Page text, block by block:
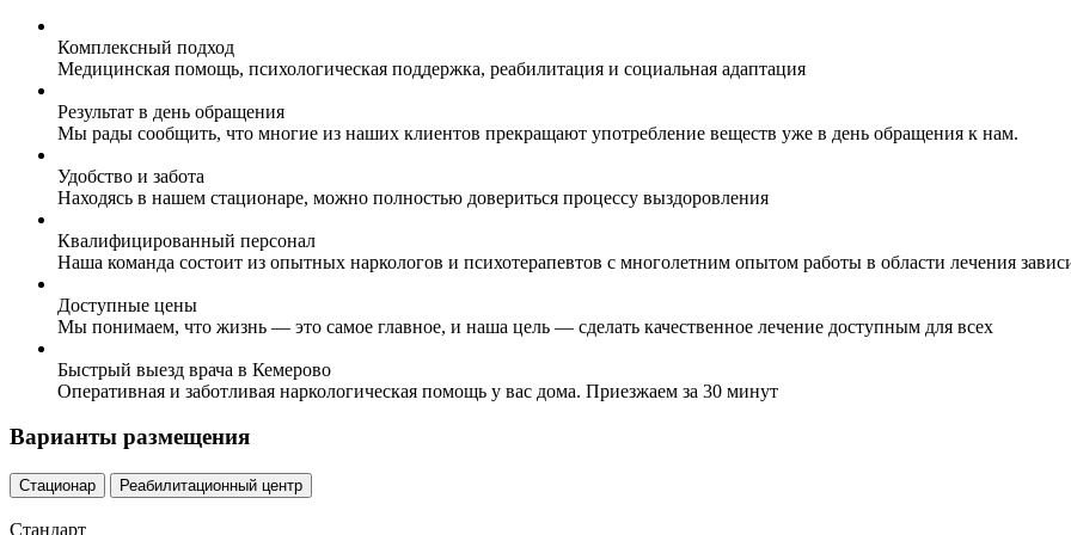
Комплексный подход
Медицинская помощь, психологическая поддержка, реабилитация и социальная адаптация
Результат в день обращения
Мы рады сообщить, что многие из наших клиентов прекращают употребление веществ уже в день обращения к нам.
Удобство и забота
Находясь в нашем стационаре, можно полностью довериться процессу выздоровления
Квалифицированный персонал
Наша команда состоит из опытных наркологов и психотерапевтов с многолетним опытом работы в области лечения
Доступные цены
Мы понимаем, что жизнь — это самое главное, и наша цель — сделать качественное лечение доступным для всех
Быстрый выезд врача в Кемерово
Оперативная и заботливая наркологическая помощь у вас дома. Приезжаем за 30 минут
Варианты размещения
Стационар Реабилитационный центр
Стандарт